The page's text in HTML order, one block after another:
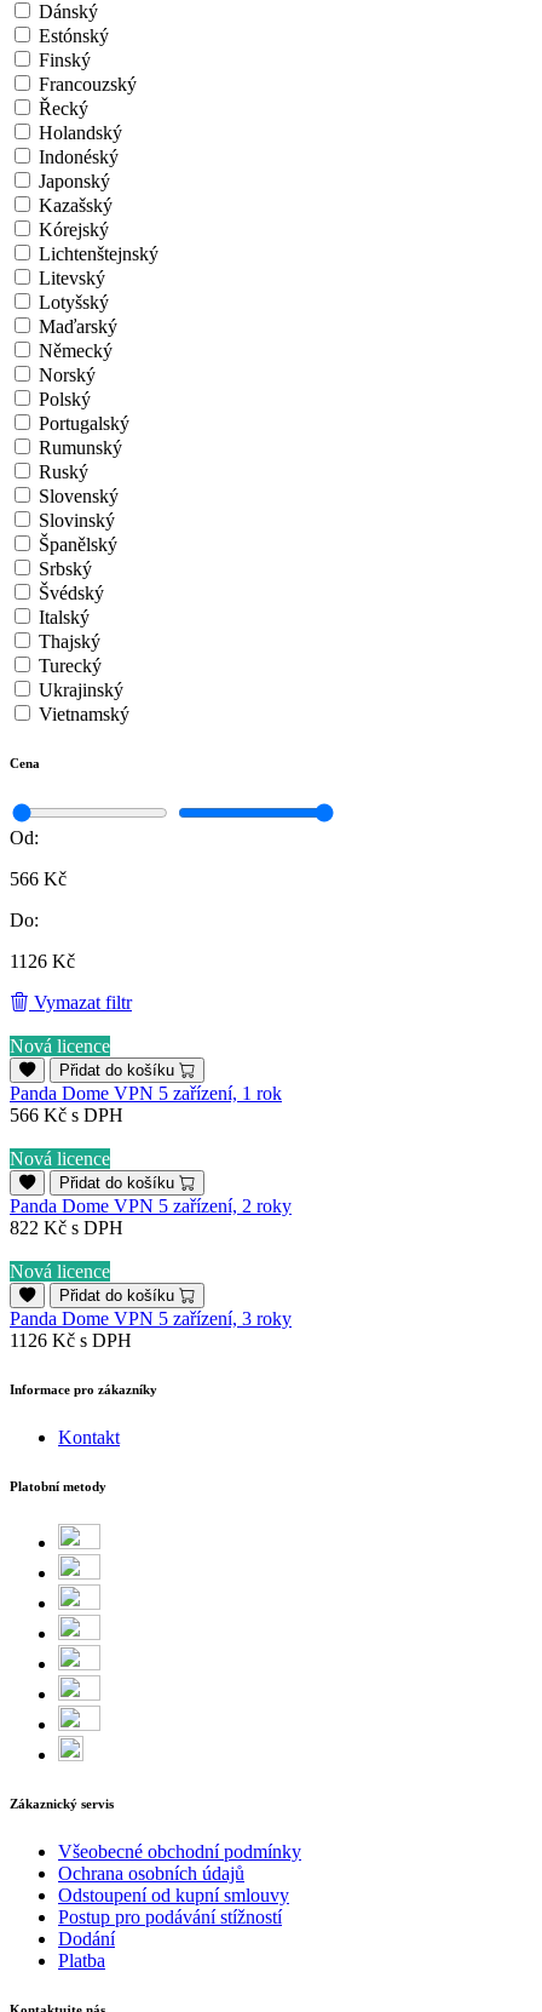
Dánský
Estónský
Finský
Francouzský
Řecký
Holandský
Indonéský
Japonský
Kazašský
Kórejský
Lichtenštejnský
Litevský
Lotyšský
Maďarský
Německý
Norský
Polský
Portugalský
Rumunský
Ruský
Slovenský
Slovinský
Španělský
Srbský
Švédský
Italský
Thajský
Turecký
Ukrajinský
Vietnamský
Cena
Od:
566 Kč
Do:
1126 Kč
Vymazat filtr
Nová licence
Přidat do košíku
Panda Dome VPN 5 zařízení, 1 rok
566 Kč s DPH
Nová licence
Přidat do košíku
Panda Dome VPN 5 zařízení, 2 roky
822 Kč s DPH
Nová licence
Přidat do košíku
Panda Dome VPN 5 zařízení, 3 roky
1126 Kč s DPH
Informace pro zákazníky
Kontakt
Platobní metody
Zákaznický servis
Všeobecné obchodní podmínky
Ochrana osobních údajů
Odstoupení od kupní smlouvy
Postup pro podávání stížností
Dodání
Platba